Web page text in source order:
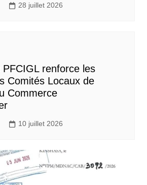
28 juillet 2026
PFCIGL renforce les
Comités Locaux de
Commerce
10 juillet 2026